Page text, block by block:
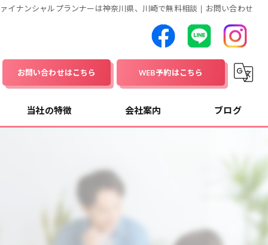
イナンシャルプランナーは神奈川県、川崎で無料相談 | お問い合わせ
お問い合わせはこちら WEB予約はこちら
当社の特徴 会社案内 ブログ